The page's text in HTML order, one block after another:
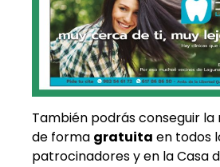
También podrás conseguir
de forma gratuita en todos
patrocinadores y en la Casa